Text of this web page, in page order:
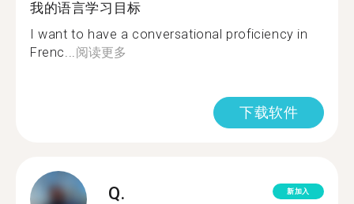
我的语言学习目标
I want to have a conversational proficiency in
Frenc... 阅读更多
下载软件
Q. 新加入